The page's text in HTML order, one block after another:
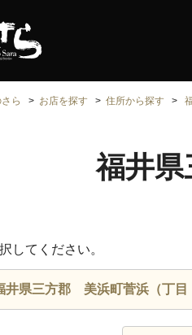
ら お店を探す 住所から探す
福井
してください。
井県三方郡 美浜町菅浜（丁目